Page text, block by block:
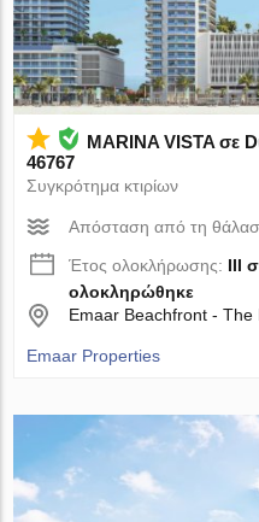
MARINA VISTA σε
46767
Συγκρότημα κτιρίων
Απόσταση από τη
Έτος ολοκλήρωσης: III
ολοκληρώθηκε
Emaar Beachfront -
Emaar Properties